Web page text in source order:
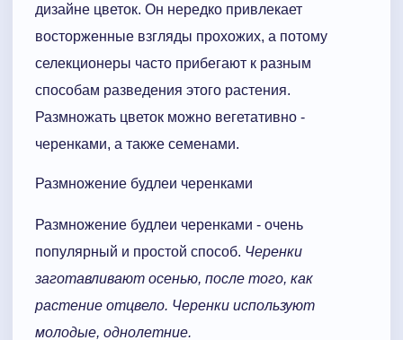
дизайне цветок. Он нередко привлекает
восторженные взгляды прохожих, а потому
селекционеры часто прибегают к разным
способам разведения этого растения.
Размножать цветок можно вегетативно -
черенками, а также семенами.
Размножение будлеи черенками
Размножение будлеи черенками - очень
популярный и простой способ. Черенки
заготавливают осенью, после того, как
растение отцвело. Черенки используют
молодые, однолетние.